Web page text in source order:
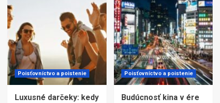
Poisťovníctvo a poistenie
Luxusné darčeky: kedy
Poisťovníctvo a poistenie
Budúcnosť kina v ére